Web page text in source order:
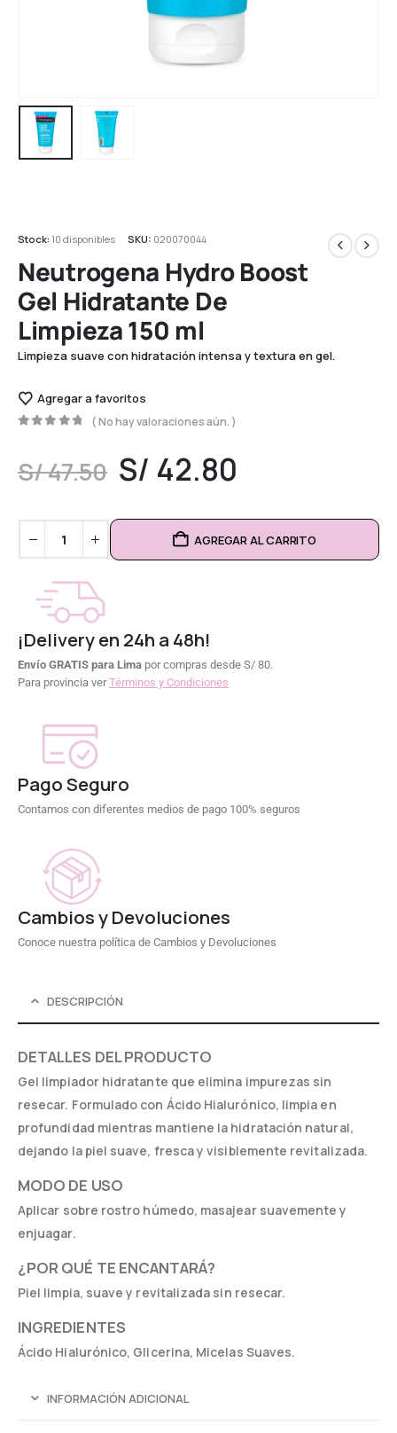
Stock: 10 disponibles SKU: 020070044
Neutrogena Hydro Boost
Gel Hidratante De
Limpieza 150 ml
Limpieza suave con hidratación intensa y textura en gel.
Agregar a favoritos
( No hay valoraciones aún. )
S/47.50 S/ 42.80
AGREGAR AL CARRITO
¡Delivery en 24h a 48h!
Envío GRATIS para Lima por compras desde S/ 80.
Para provincia verTérminos y Condiciones
Pago Seguro
Contamos con diferentes medios de pago 100% seguros
Cambios y Devoluciones
Conoce nuestra política de Cambios y Devoluciones
DESCRIPCIÓN
DETALLES DEL PRODUCTO
Gel limpiador hidratante que elimina impurezas sin
resecar. Formulado con Ácido Hialurónico, limpia en
profundidad mientras mantiene la hidratación natural,
dejando la piel suave, fresca y visiblemente revitalizada.
MODO DE USO
Aplicar sobre rostro húmedo, masajear suavemente y
enjuagar.
¿POR QUÉ TE ENCANTARÁ?
Piel limpia, suave y revitalizada sin resecar.
INGREDIENTES
Ácido Hialurónico, Glicerina, Micelas Suaves.
INFORMACIÓN ADICIONAL